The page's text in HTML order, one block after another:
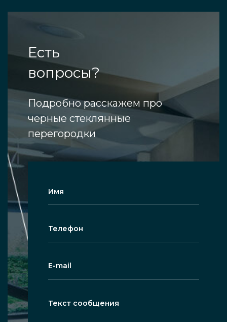
Есть
вопросы?
Подробно расскажем про
черные стеклянные
перегородки